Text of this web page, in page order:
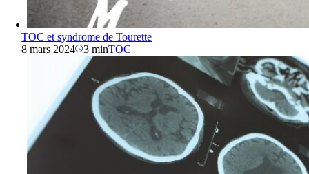
TOC et syndrome de Tourette
8 mars 2024
3 minTOC